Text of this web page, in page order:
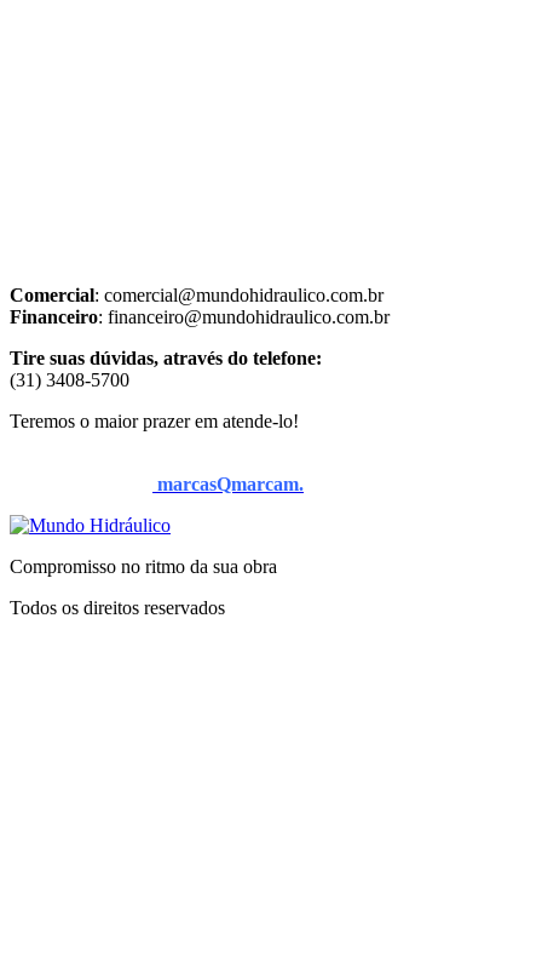
Comercial: comercial@mundohidraulico.com.br
Financeiro: financeiro@mundohidraulico.com.br
Tire suas dúvidas, através do telefone:
(31) 3408-5700
Teremos o maior prazer em atende-lo!
marcasQmarcam.
Compromisso no ritmo da sua obra
Todos os direitos reservados